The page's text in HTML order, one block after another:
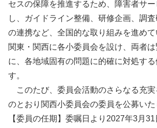
セスの保障を推進するため、障害者サ
し、ガイドライン整備、研修企画、調
の連携など、全国的な取り組みを進め
関東・関西に各小委員会を設け、両者
に、各地域固有の問題に的確に対処す
す。
このたび、委員会活動のさらなる充
のとおり関西小委員会の委員を公募いた
【委員の任期】委嘱日より2027年3月31